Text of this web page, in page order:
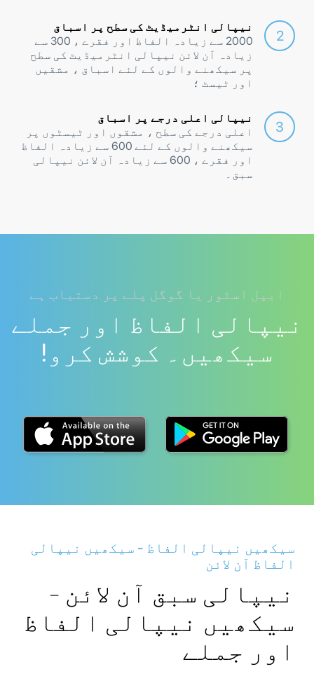
نیپالی انٹرمیڈیٹ کی سطح پر اسباق
2000 سے زیادہ الفاظ اور فقرے ، 300 سے
زیادہ آن لائن نیپالی انٹرمیڈیٹ کی سطح
پر سیکھنے والوں کے لئے اسباق ، مشقیں
اور ٹیسٹ ؛
نیپالی اعلی درجے پر اسباق
اعلی درجے کی سطح ، مشقوں اور ٹیسٹوں پر
سیکھنے والوں کے لئے 600 سے زیادہ الفاظ
اور فقرے ، 600 سے زیادہ آن لائن نیپالی
سبق۔
ایپل اسٹور یا گوگل پلے پر دستیاب ہے
نیپالی الفاظ اور جملے
سیکھیں۔ کوشش کرو!
سیکھیں نیپالی الفاظ - سیکھیں نیپالی
الفاظ آن لائن
نیپالی سبق آن لائن -
سیکھیں نیپالی الفاظ
اور جملے